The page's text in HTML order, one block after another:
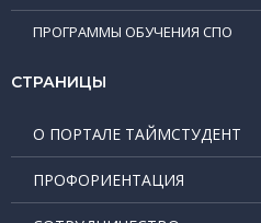
ПРОГРАММЫ ОБУЧЕНИЯ СПО
СТРАНИЦЫ
О ПОРТАЛЕ ТАЙМСТУДЕНТ
ПРОФОРИЕНТАЦИЯ